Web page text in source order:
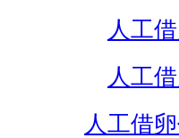
人工
人工
人工借